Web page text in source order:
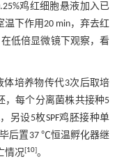
鸡红细胞悬液加入已
下作用20 min，弃去红
低倍显微镜下观察，看
体培养物传代3次后取培
，每个分离菌株共接种5
另设5枚SPF鸡胚接种单
后置37 ℃恒温孵化器继
情况[10]。